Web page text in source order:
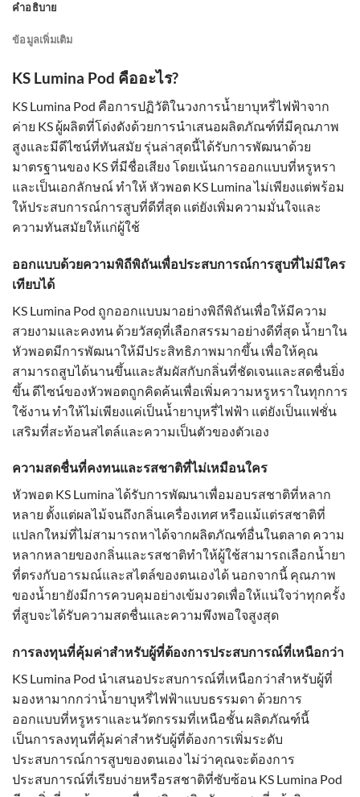
คำอธิบาย
ข้อมูลเพิ่มเติม
KS Lumina Pod คืออะไร?
KS Lumina Pod คือการปฏิวัติในวงการน้ำยาบุหรี่ไฟฟ้าจาก
ค่าย KS ผู้ผลิตที่โด่งดังด้วยการนำเสนอผลิตภัณฑ์ที่มีคุณภาพ
สูงและมีดีไซน์ที่ทันสมัย รุ่นล่าสุดนี้ได้รับการพัฒนาด้วย
มาตรฐานของ KS ที่มีชื่อเสียง โดยเน้นการออกแบบที่หรูหรา
และเป็นเอกลักษณ์ ทำให้ หัวพอต KS Lumina ไม่เพียงแต่พร้อม
ให้ประสบการณ์การสูบที่ดีที่สุด แต่ยังเพิ่มความมั่นใจและ
ความทันสมัยให้แก่ผู้ใช้
ออกแบบด้วยความพิถีพิถันเพื่อประสบการณ์การสูบที่ไม่มีใคร
เทียบได้
KS Lumina Pod ถูกออกแบบมาอย่างพิถีพิถันเพื่อให้มีความ
สวยงามและคงทน ด้วยวัสดุที่เลือกสรรมาอย่างดีที่สุด น้ำยาใน
หัวพอตมีการพัฒนาให้มีประสิทธิภาพมากขึ้น เพื่อให้คุณ
สามารถสูบได้นานขึ้นและสัมผัสกับกลิ่นที่ชัดเจนและสดชื่นยิ่ง
ขึ้น ดีไซน์ของหัวพอตถูกคิดค้นเพื่อเพิ่มความหรูหราในทุกการ
ใช้งาน ทำให้ไม่เพียงแค่เป็นน้ำยาบุหรี่ไฟฟ้า แต่ยังเป็นแฟชั่น
เสริมที่สะท้อนสไตล์และความเป็นตัวของตัวเอง
ความสดชื่นที่คงทนและรสชาติที่ไม่เหมือนใคร
หัวพอต KS Lumina ได้รับการพัฒนาเพื่อมอบรสชาติที่หลาก
หลาย ตั้งแต่ผลไม้จนถึงกลิ่นเครื่องเทศ หรือแม้แต่รสชาติที่
แปลกใหม่ที่ไม่สามารถหาได้จากผลิตภัณฑ์อื่นในตลาด ความ
หลากหลายของกลิ่นและรสชาติทำให้ผู้ใช้สามารถเลือกน้ำยา
ที่ตรงกับอารมณ์และสไตล์ของตนเองได้ นอกจากนี้ คุณภาพ
ของน้ำยายังมีการควบคุมอย่างเข้มงวดเพื่อให้แน่ใจว่าทุกครั้ง
ที่สูบจะได้รับความสดชื่นและความพึงพอใจสูงสุด
การลงทุนที่คุ้มค่าสำหรับผู้ที่ต้องการประสบการณ์ที่เหนือกว่า
KS Lumina Pod นำเสนอประสบการณ์ที่เหนือกว่าสำหรับผู้ที่
มองหามากกว่าน้ำยาบุหรี่ไฟฟ้าแบบธรรมดา ด้วยการ
ออกแบบที่หรูหราและนวัตกรรมที่เหนือชั้น ผลิตภัณฑ์นี้
เป็นการลงทุนที่คุ้มค่าสำหรับผู้ที่ต้องการเพิ่มระดับ
ประสบการณ์การสูบของตนเอง ไม่ว่าคุณจะต้องการ
ประสบการณ์ที่เรียบง่ายหรือรสชาติที่ซับซ้อน KS Lumina Pod